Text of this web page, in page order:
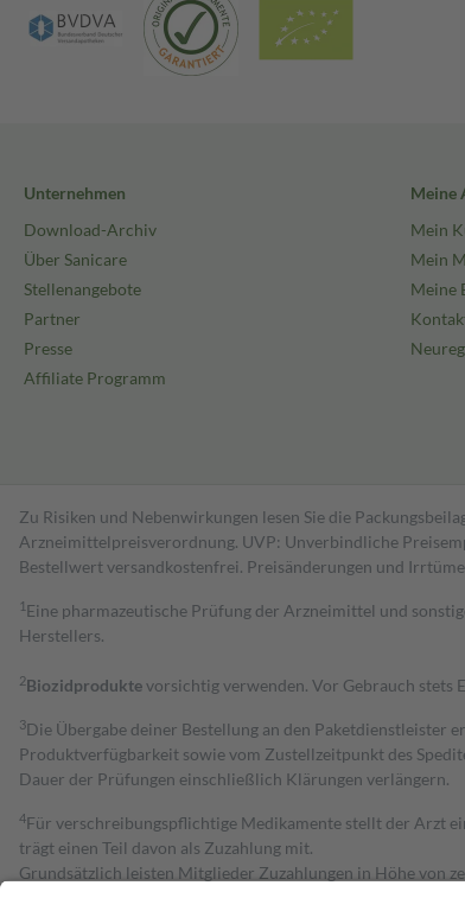
Unternehmen
Download-Archiv
Über Sanicare
Stellenangebote
Partner
Presse
Affiliate Programm
Meine
Mein
Mein
Meine
Zu Risiken und Nebenwirkungen lesen Sie die
Arzneimittelpreisverordnung. UVP: Unverbindliche
Bestell­wert versand­kosten­frei. Preisänderungen und
1 Eine pharmazeutische Prüfung der Arzneimittel und
Herstellers.
2Biozidproduktevorsichtig verwenden. Vor Gebrauch
3Die Übergabe deiner Bestellung an den Paketdienstleister
Produktverfügbarkeit sowie vom Zustellzeitpunkt des
Dauer der Prüfungen einschließlich Klärungen verlängern.
4Für verschreibungspflichtige Medikamente stellt der Arzt
trägt einen Teil davon als Zuzahlung mit.
Grundsätzlich leisten Mitglieder Zuzahlungen in Höhe von